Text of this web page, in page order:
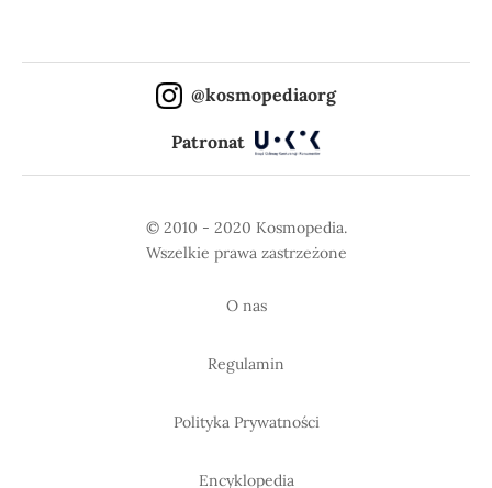
@kosmopediaorg
Patronat
© 2010 - 2020 Kosmopedia.
Wszelkie prawa zastrzeżone
O nas
Regulamin
Polityka Prywatności
Encyklopedia